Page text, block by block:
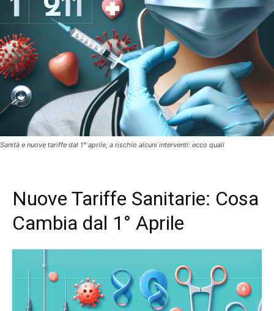
Sanità e nuove tariffe dal 1° aprile, a rischio alcuni interventi: ecco quali
Nuove Tariffe Sanitarie: Cosa
Cambia dal 1° Aprile